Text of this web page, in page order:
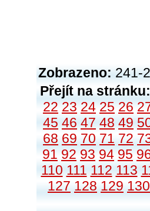
Zobrazeno:241-
Přejít na stránku:
22 23 24 25 26
45 46 47 48 49
68 69 70 71 72
91 92 93 94 95
110 111 112 113
127 128 129 130